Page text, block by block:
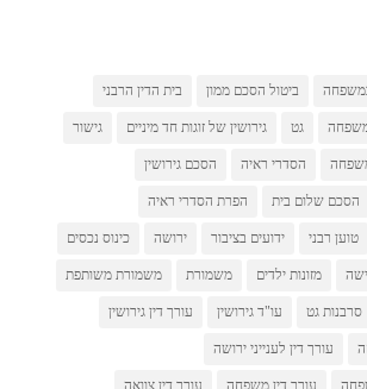
ביטול הסכם ממון בית הדין הרבני
משפחה גט גירושין של זוגות חד מיניים גישור
הסדרי ראיה הסכם גירושין
הסכם שלום בית הפרת הסדרי ראיה
טוען רבני ידועים בציבור ירושה כינוס נכסים
מזונות ילדים משמורת משמורת משותפת
סרבנות גט עו"ד גירושין עורך דין גירושין
עורך דין לענייני ירושה
עורך דין משפחה עורך דין צוואה